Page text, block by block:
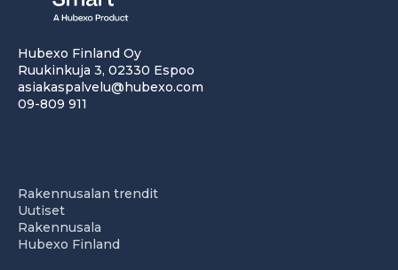
Hubexo Finland Oy
Ruukinkuja 3, 02330 Espoo
asiakaspalvelu@hubexo.com
09-809 911
Rakennusalan trendit
Uutiset
Rakennusala
Hubexo Finland